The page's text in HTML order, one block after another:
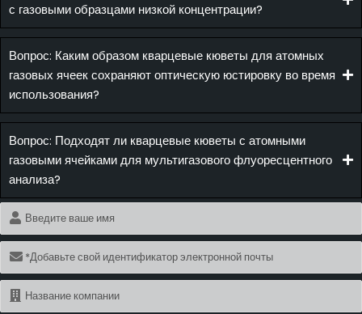
с газовыми образцами низкой концентрации?
Вопрос: Каким образом кварцевые кюветы для атомных
газовых ячеек сохраняют оптическую юстировку во время
использования?
Вопрос: Подходят ли кварцевые кюветы с атомными
газовыми ячейками для мультигазового флуоресцентного
анализа?
Имя
Электронная
почта
Имя